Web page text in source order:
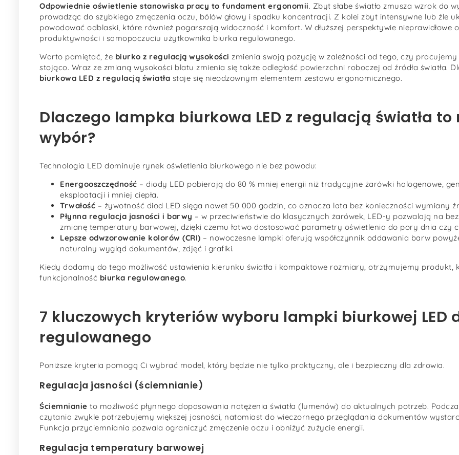
Odpowiednie oświetlenie stanowiska pracy to fundament ergonomii. Zbyt słabe światło zmusza wzrok do
prowadząc do szybkiego zmęczenia oczu, bólów głowy i spadku koncentracji. Z kolei zbyt intensywne lub źle
powodować odblaski, które również pogarszają widoczność i komfort. W dłuższej perspektywie nieprawidłowe
produktywności i samopoczuciu użytkownika biurka regulowanego.
Warto pamiętać, że biurko z regulacją wysokości zmienia swoją pozycję w zależności od tego, czy
stojąco. Wraz ze zmianą wysokości blatu zmienia się także odległość powierzchni roboczej od źródła światła.
biurkowa LED z regulacją światła staje się nieodzownym elementem zestawu ergonomicznego.
Dlaczego lampka biurkowa LED z regulacją światła
wybór?
Technologia LED dominuje rynek oświetlenia biurkowego nie bez powodu:
Energooszczędność – diody LED pobierają do 80 % mniej energii niż tradycyjne żarówki halogenowe,
eksploatacji i mniej ciepła.
Trwałość – żywotność diod LED sięga nawet 50 000 godzin, co oznacza lata bez konieczności wymiany
Płynna regulacja jasności i barwy – w przeciwieństwie do klasycznych żarówek, LED-y pozwalają na
zmianę temperatury barwowej, dzięki czemu łatwo dostosować parametry oświetlenia do pory dnia czy
Lepsze odwzorowanie kolorów (CRI) – nowoczesne lampki oferują współczynnik oddawania barw
naturalny wygląd dokumentów, zdjęć i grafiki.
Kiedy dodamy do tego możliwość ustawienia kierunku światła i kompaktowe rozmiary, otrzymujemy produkt,
funkcjonalność biurka regulowanego.
7 kluczowych kryteriów wyboru lampki biurkowej LED
regulowanego
Poniższe kryteria pomogą Ci wybrać model, który będzie nie tylko praktyczny, ale i bezpieczny dla zdrowia.
Regulacja jasności (ściemnianie)
Ściemnianie to możliwość płynnego dopasowania natężenia światła (lumenów) do aktualnych potrzeb.
czytania zwykle potrzebujemy większej jasności, natomiast do wieczornego przeglądania dokumentów
Funkcja przyciemniania pozwala ograniczyć zmęczenie oczu i obniżyć zużycie energii.
Regulacja temperatury barwowej